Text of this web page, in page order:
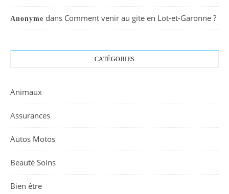
Anonyme dans Comment venir au gite en Lot-et-Garonne ?
CATÉGORIES
Animaux
Assurances
Autos Motos
Beauté Soins
Bien être